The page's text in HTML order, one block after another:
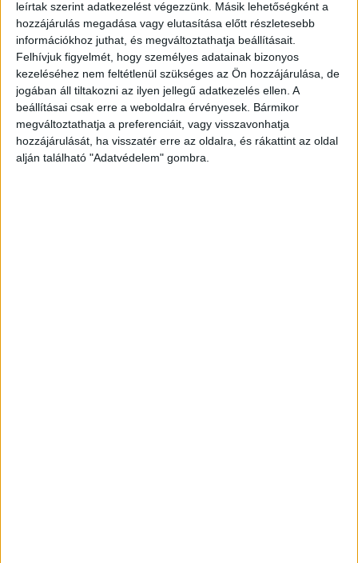
leírtak szerint adatkezelést végezzünk. Másik lehetőségként a
hozzájárulás megadása vagy elutasítása előtt részletesebb
információkhoz juthat, és megváltoztathatja beállításait.
Felhívjuk figyelmét, hogy személyes adatainak bizonyos
kezeléséhez nem feltétlenül szükséges az Ön hozzájárulása, de
jogában áll tiltakozni az ilyen jellegű adatkezelés ellen. A
beállításai csak erre a weboldalra érvényesek. Bármikor
megváltoztathatja a preferenciáit, vagy visszavonhatja
hozzájárulását, ha visszatér erre az oldalra, és rákattint az oldal
alján található "Adatvédelem" gombra.
SZÓLÓBAN IS ÓRIÁSI EDM-
HIMNUSZT TUD VILLANTANI ELLIE
GOULDING